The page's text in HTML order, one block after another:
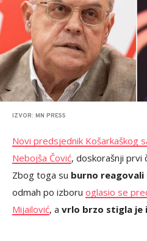
IZVOR: MN PRESS
Novi predsjednik Košarkaškog
Nebojša Čović, doskorašnji prvi
Zbog toga su burno
odmah po izboru oglasio se
Mijailović, a vrlo brzo stigla je